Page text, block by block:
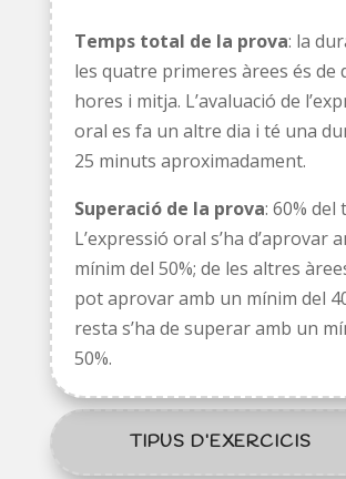
Temps total de la prova: la
les quatre primeres àrees és de
hores i mitja. L’avaluació de
oral es fa un altre dia i té una
25 minuts aproximadament.
Superació de la prova: 60% del
L’expressió oral s’ha d’aprovar
mínim del 50%; de les altres
pot aprovar amb un mínim del
resta s’ha de superar amb un
50%.
TIPUS D’EXERCICIS